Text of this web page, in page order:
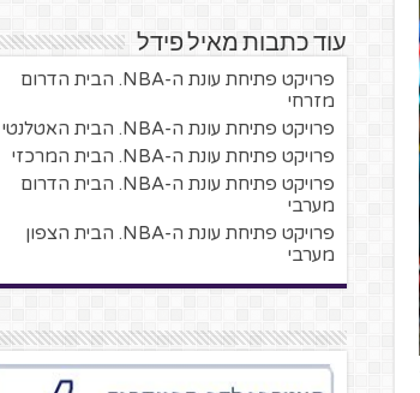
עוד כתבות מאיל פידל
פרויקט פתיחת עונת ה-NBA. הבית הדרום
מזרחי
פרויקט פתיחת עונת ה-NBA. הבית האטלנטי
פרויקט פתיחת עונת ה-NBA. הבית המרכזי
פרויקט פתיחת עונת ה-NBA. הבית הדרום
מערבי
פרויקט פתיחת עונת ה-NBA. הבית הצפון
מערבי